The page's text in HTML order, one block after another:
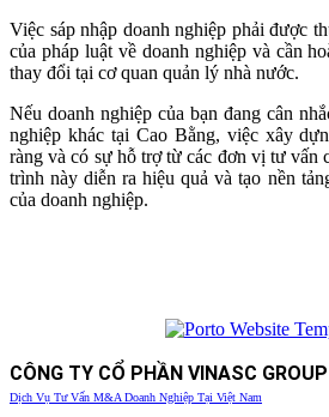
Việc sáp nhập doanh nghiệp phải được
của pháp luật về doanh nghiệp và cần
thay đổi tại cơ quan quản lý nhà nước.
Nếu doanh nghiệp của bạn đang cân
nghiệp khác tại Cao Bằng, việc xây
ràng và có sự hỗ trợ từ các đơn vị tư vấn
trình này diễn ra hiệu quả và tạo nền
của doanh nghiệp.
CÔNG TY CỔ PHẦN VINASC GROUP
Dịch Vụ Tư Vấn M&A Doanh Nghiệp Tại Việt Nam